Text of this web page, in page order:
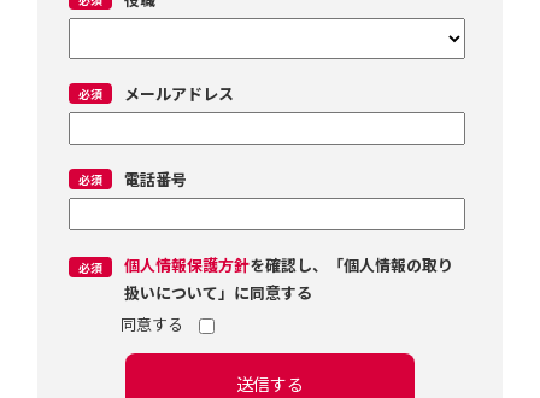
メールアドレス
電話番号
個人情報保護方針を確認し、「個人情報の取り
扱いについて」に同意する
送信する